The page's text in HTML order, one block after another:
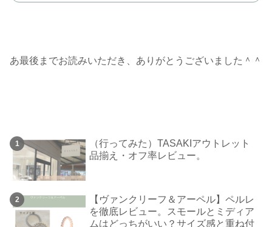
あ最後までお読みいただき、ありがとうございました＾＾
（行ってみた）TASAKIアウトレット
品揃え・オフ率レビュー。
【ヴァンクリーフ＆アーペル】ペルレ
を徹底レビュー。スモールとミディア
ムはどっちがいい？サイズ感と重ね付